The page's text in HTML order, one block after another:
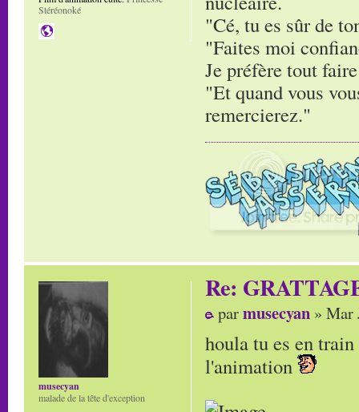
"Cé, tu es sûr de
"Faites moi
Je préfère tout
"Et quand vous
remercierez."
Stéréonoké
Re:
parmusecyan » Mar
houla tu es en
l'animation
musecyan
malade de la tête d'exception